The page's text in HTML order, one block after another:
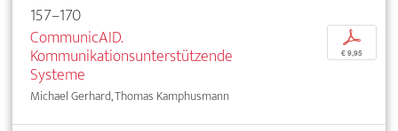
157–170
CommunicAID.
Kommunikationsunterstützende
Systeme
Michael Gerhard, Thomas Kamphusmann
p
€ 9,95